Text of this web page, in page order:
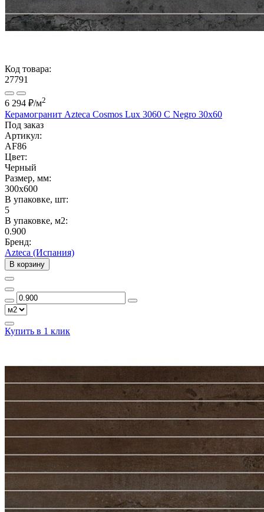
Код товара:
27791
6 294 ₽/м2
Керамогранит Azteca Cosmos Lux 3060 C Negro 30х60
Под заказ
Артикул:
AF86
Цвет:
Черный
Размер, мм:
300x600
В упаковке, шт:
5
В упаковке, м2:
0.900
Бренд:
Azteca (Испания)
В корзину
Купить в 1 клик